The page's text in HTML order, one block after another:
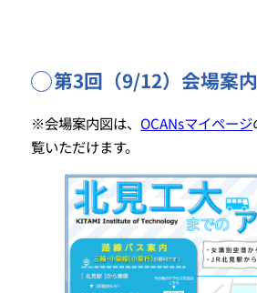
第3回（9/12）会場案
※会場案内図は、 OCANsマイページ
覧いただけます。